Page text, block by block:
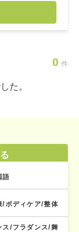
0 件
た。
語
/ボディケア/整体
ス/フラダンス/舞